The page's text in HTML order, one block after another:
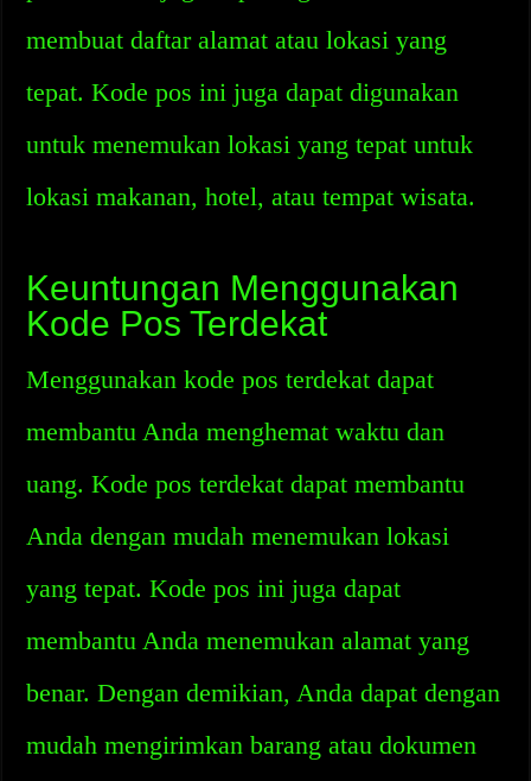
membuat daftar alamat atau lokasi yang
tepat. Kode pos ini juga dapat digunakan
untuk menemukan lokasi yang tepat untuk
lokasi makanan, hotel, atau tempat wisata.
Keuntungan Menggunakan
Kode Pos Terdekat
Menggunakan kode pos terdekat dapat
membantu Anda menghemat waktu dan
uang. Kode pos terdekat dapat membantu
Anda dengan mudah menemukan lokasi
yang tepat. Kode pos ini juga dapat
membantu Anda menemukan alamat yang
benar. Dengan demikian, Anda dapat dengan
mudah mengirimkan barang atau dokumen